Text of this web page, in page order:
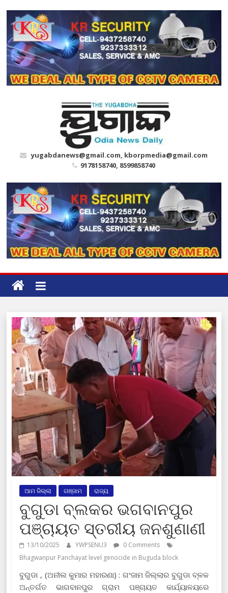
content
yugabdanews@gmail.com, kborpmedia@gmail.com
9178158740, 8599858740
ଆମ ଜିଲ୍ଲା ଗଞ୍ଜାମ ରାଜ୍ୟ
ବୁଗୁଡା ବ୍ଲକର ଭଗବାନପୁର
ପଞ୍ଚାୟତ ସ୍ତରୀୟ ଜନଶୁଣାଣୀ
13/10/2025 YWPSENU3
0 Comments
Bhagwanpur Panchayat level genocide in Buguda block
ବୁଗୁଡା , (ଅନୀଲ କୁମାର ମହାରଣା) : ଗଂଜାମ ଜିଲ୍ଲାର ବୁଗୁଡା ବ୍ଳକ
ଅନ୍ତର୍ଗତ ଭାଗବାନପୁର ଗ୍ରାମ ପଞ୍ଚାୟତ କାର୍ଯ୍ୟାଳୟରେ